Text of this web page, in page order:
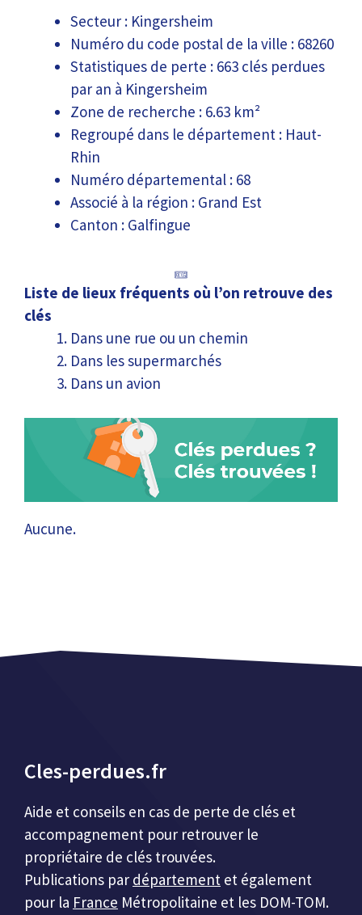
Secteur : Kingersheim
Numéro du code postal de la ville : 68260
Statistiques de perte : 663 clés perdues
par an à Kingersheim
Zone de recherche : 6.63 km²
Regroupé dans le département : Haut-
Rhin
Numéro départemental : 68
Associé à la région : Grand Est
Canton : Galfingue
Liste de lieux fréquents où l’on retrouve des
clés
Dans une rue ou un chemin
Dans les supermarchés
Dans un avion
Aucune.
Cles-perdues.fr
Aide et conseils en cas de perte de clés et
accompagnement pour retrouver le
propriétaire de clés trouvées.
Publications par département et également
pour la France Métropolitaine et les DOM-TOM.